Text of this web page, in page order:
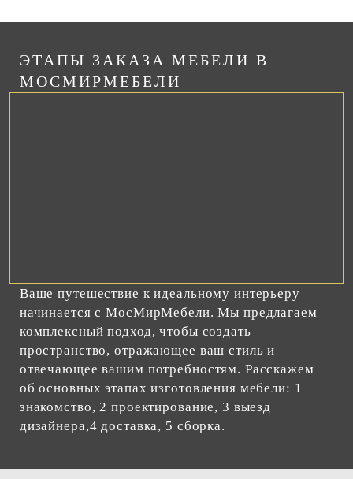
ЭТАПЫ ЗАКАЗА МЕБЕЛИ В
МОСМИРМЕБЕЛИ
Ваше путешествие к идеальному интерьеру
начинается с МосМирМебели. Мы предлагаем
комплексный подход, чтобы создать
пространство, отражающее ваш стиль и
отвечающее вашим потребностям. Расскажем
об основных этапах изготовления мебели: 1
знакомство, 2 проектирование, 3 выезд
дизайнера,4 доставка, 5 сборка.